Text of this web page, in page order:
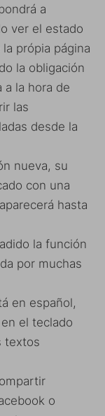
a
ver el estado
própia página
la obligación
a la hora de
las
desde la
nueva, su
con una
hasta
la función
por muchas
en español,
el teclado
textos
o